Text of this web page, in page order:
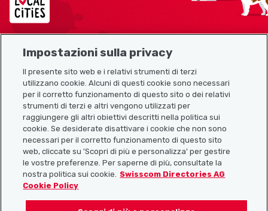
Link utili
Scarica l’app Localcities
Seguiteci su:
Impostazioni sulla privacy
Il presente sito web e i relativi strumenti di terzi
utilizzano cookie. Alcuni di questi cookie sono necessari
per il corretto funzionamento di questo sito o dei relativi
strumenti di terzi e altri vengono utilizzati per
raggiungere gli altri obiettivi descritti nella politica sui
cookie. Se desiderate disattivare i cookie che non sono
necessari per il corretto funzionamento di questo sito
web, cliccate su 'Scopri di più e personalizza' per gestire
le vostre preferenze. Per saperne di più, consultate la
nostra politica sui cookie.
Swisscom Directories AG
Cookie Policy